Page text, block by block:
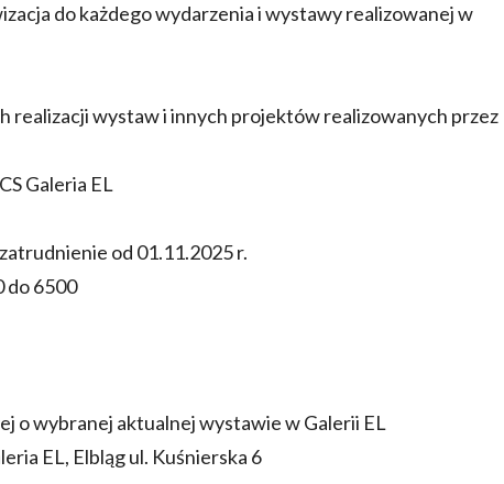
do każdego wydarzenia i wystawy realizowanej w
realizacji wystaw i innych projektów realizowanych przez
Galeria EL
od 01.11.2025 r.
do 6500
o wybranej aktualnej wystawie w Galerii EL
EL, Elbląg ul. Kuśnierska 6